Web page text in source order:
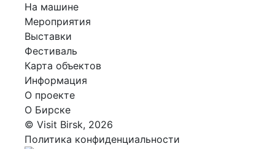
На машине
Мероприятия
Выставки
Фестиваль
Карта объектов
Информация
О проекте
О Бирске
© Visit Birsk, 2026
Политика конфиденциальности